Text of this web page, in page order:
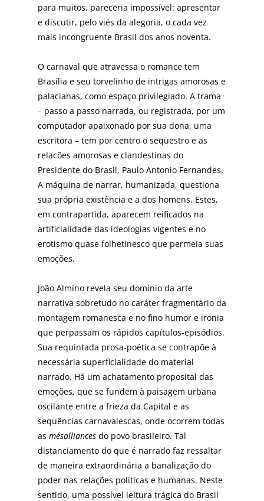
para muitos, pareceria impossível: apresentar
e discutir, pelo viés da alegoria, o cada vez
mais incongruente Brasil dos anos noventa.
O carnaval que atravessa o romance tem
Brasília e seu torvelinho de intrigas amorosas e
palacianas, como espaço privilegiado. A trama
– passo a passo narrada, ou registrada, por um
computador apaixonado por sua dona, uma
escritora – tem por centro o seqüestro e as
relacões amorosas e clandestinas do
Presidente do Brasil, Paulo Antonio Fernandes.
A máquina de narrar, humanizada, questiona
sua própria existência e a dos homens. Estes,
em contrapartida, aparecem reificados na
artificialidade das ideologias vigentes e no
erotismo quase folhetinesco que permeia suas
emoções.
João Almino revela seu domínio da arte
narrativa sobretudo no caráter fragmentário da
montagem romanesca e no fino humor e ironia
que perpassam os rápidos capítulos-episódios.
Sua requintada prosa-poética se contrapõe à
necessária superficialidade do material
narrado. Há um achatamento proposital das
emoções, que se fundem à paisagem urbana
oscilante entre a frieza da Capital e as
sequências carnavalescas, onde ocorrem todas
as mésalliances do povo brasileiro. Tal
distanciamento do que é narrado faz ressaltar
de maneira extraordinária a banalização do
poder nas relações políticas e humanas. Neste
sentido, uma possível leitura trágica do Brasil